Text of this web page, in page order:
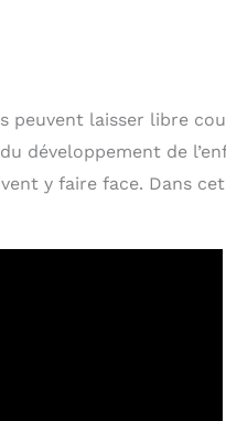
peuvent laisser libre
développement de
y faire face. Dans